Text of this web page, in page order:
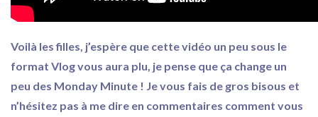
Voilà les filles, j’espère que cette vidéo un peu sous le
format Vlog vous aura plu, je pense que ça change un
peu des Monday Minute ! Je vous fais de gros bisous et
n’hésitez pas à me dire en commentaires comment vous